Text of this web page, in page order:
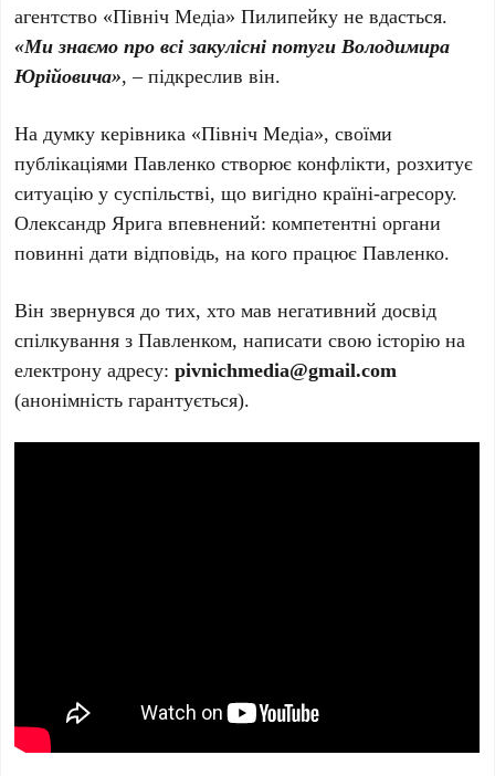
агентство «Північ Медіа» Пилипейку не вдасться.
«Ми знаємо про всі закулісні потуги Володимира
Юрійовича», – підкреслив він.
На думку керівника «Північ Медіа», своїми
публікаціями Павленко створює конфлікти, розхитує
ситуацію у суспільстві, що вигідно країні-агресору.
Олександр Ярига впевнений: компетентні органи
повинні дати відповідь, на кого працює Павленко.
Він звернувся до тих, хто мав негативний досвід
спілкування з Павленком, написати свою історію на
електрону адресу:pivnichmedia@gmail.com
(анонімність гарантується).